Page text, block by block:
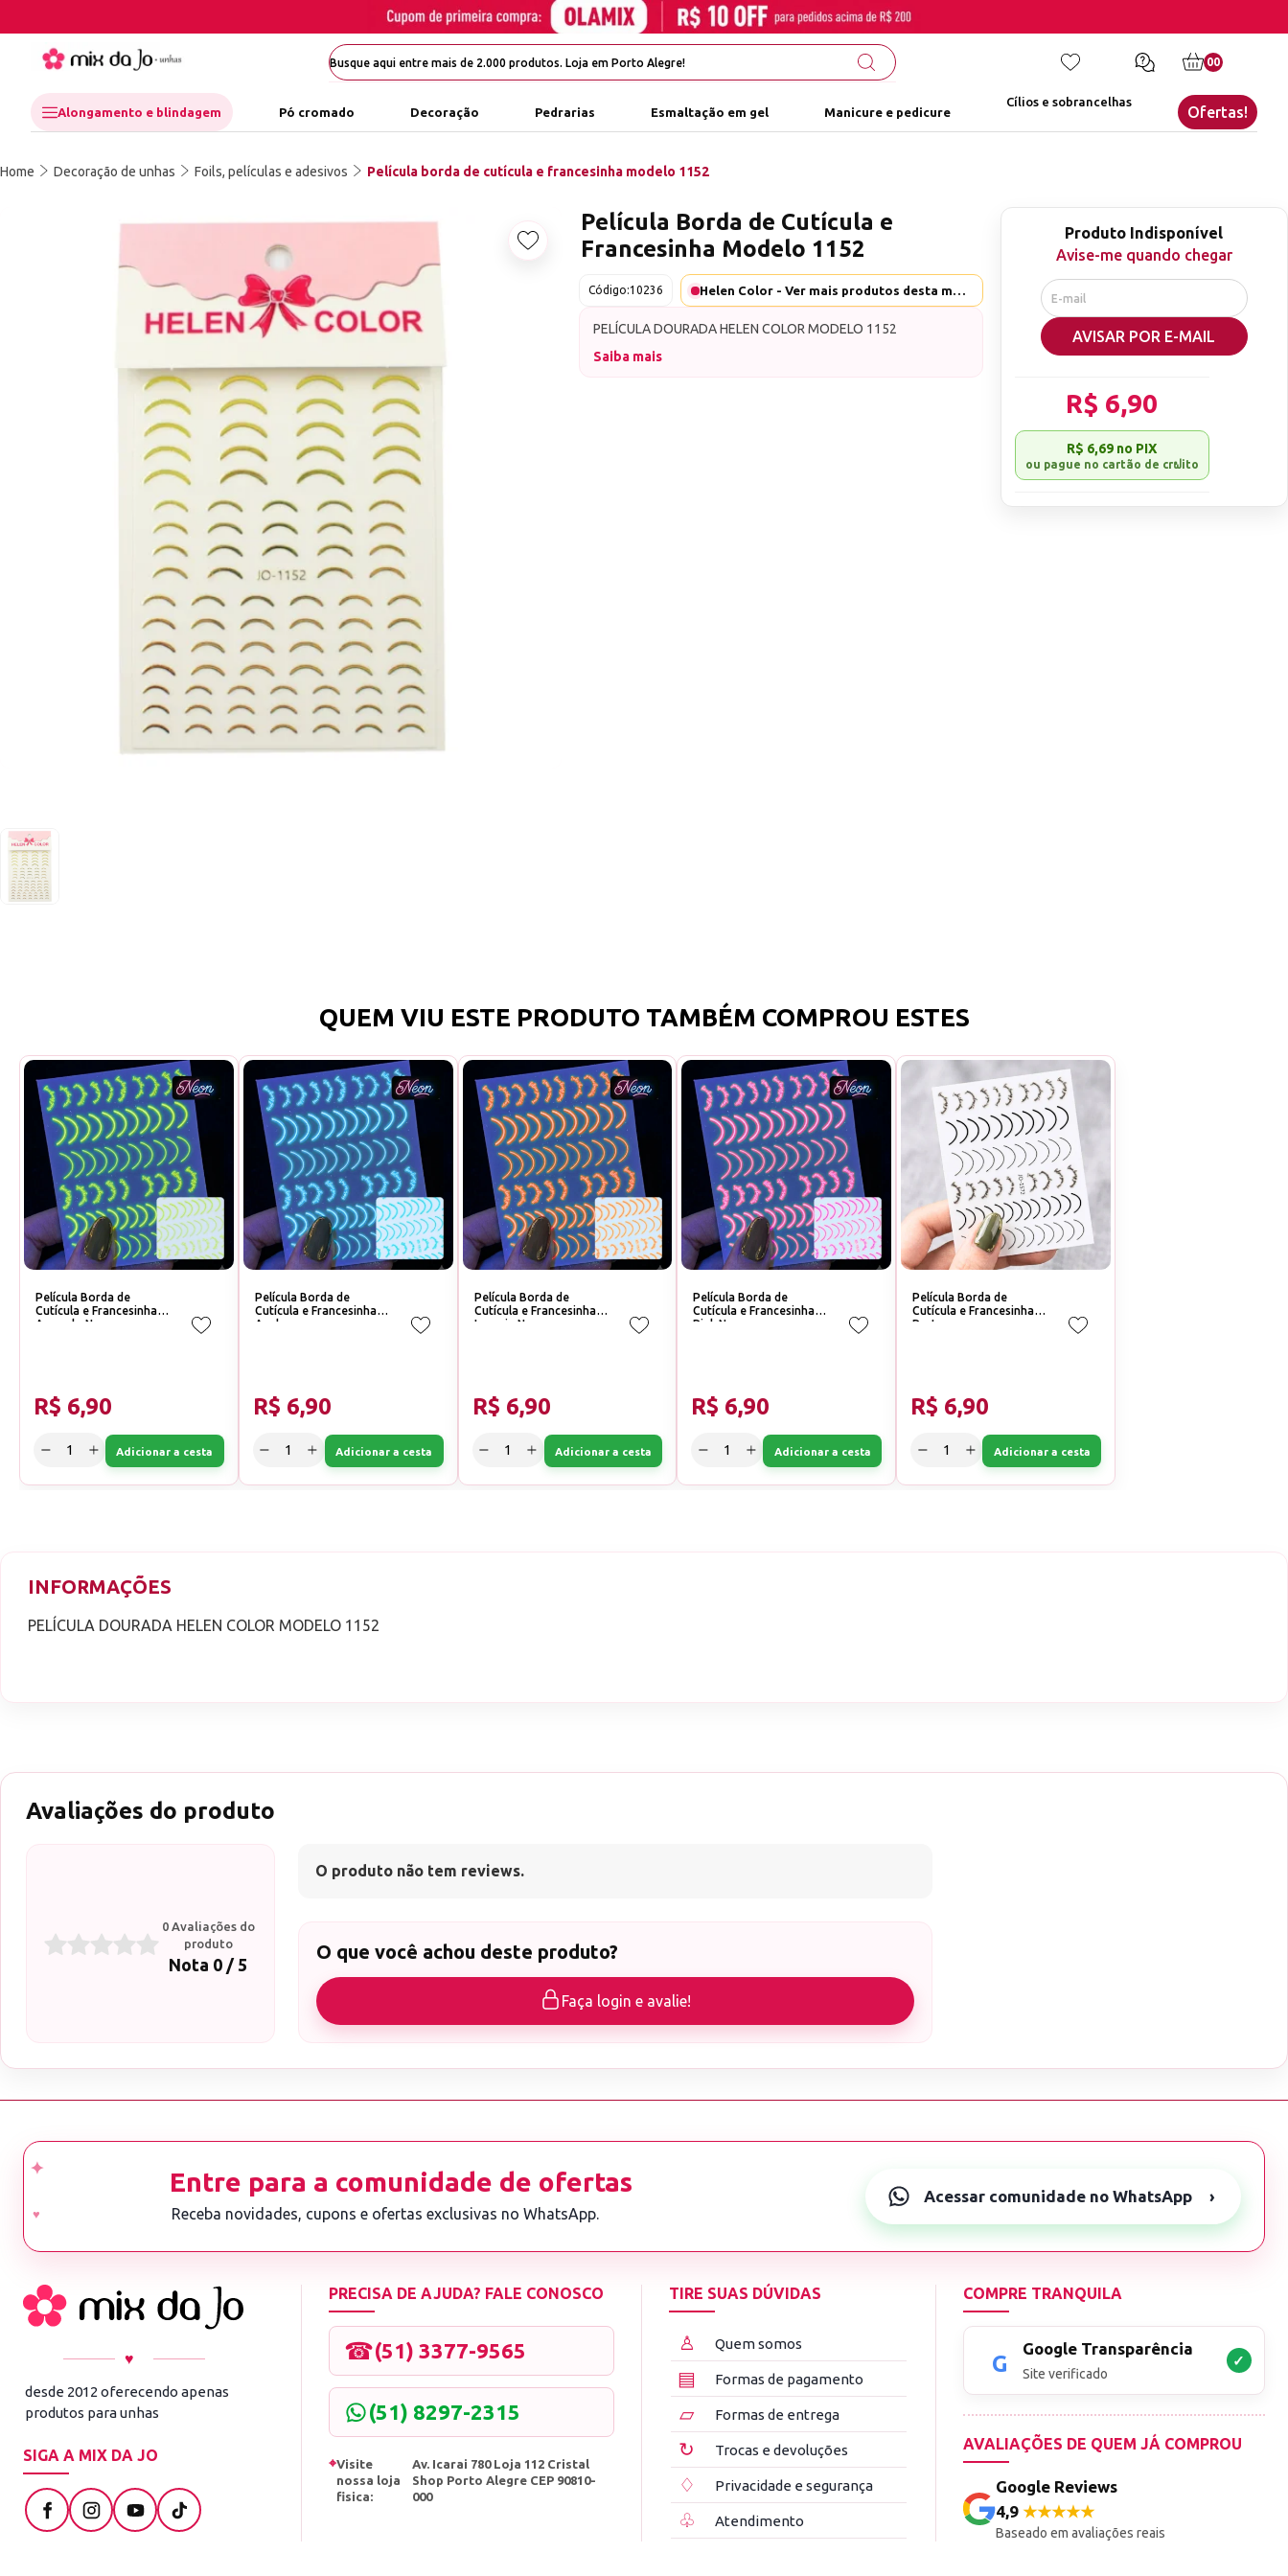
00
Alongamento e blindagem Pó cromado Decoração Pedrarias Esmaltação em gel Manicure e pedicure
Cílios e sobrancelhas
Ofertas!
Home Decoração de unhas Foils, películas e adesivos Película borda de cutícula e francesinha modelo 1152
Adicionar aos favoritos
Película Borda de Cutícula e
Francesinha Modelo 1152
Código:10236 Helen Color - Ver mais produtos desta marca
PELÍCULA DOURADA HELEN COLOR MODELO 1152
Saiba mais
R$ 6,90
R$ 6,69 no PIX
Produto Indisponível
Avise-me quando chegar
AVISAR POR E-MAIL
QUEM VIU ESTE PRODUTO TAMBÉM COMPROU ESTES
Película Borda de
Cutícula e Francesinha
Amarelo Neon
R$ 6,90
Adicionar a cesta
Película Borda de
Cutícula e Francesinha
Azul
R$ 6,90
Adicionar a cesta
Película Borda de
Cutícula e Francesinha
Laranja Neon
R$ 6,90
Adicionar a cesta
Película Borda de
Cutícula e Francesinha
Pink Neon
R$ 6,90
Adicionar a cesta
Película Borda de
Cutícula e Francesinha
Preto
R$ 6,90
Adicionar a cesta
INFORMAÇÕES
PELÍCULA DOURADA HELEN COLOR MODELO 1152
Avaliações do produto
0 Avaliações do
produto
Nota 0 / 5
O produto não tem reviews.
O que você achou deste produto?
Faça login e avalie!
Entre para a comunidade de ofertas
Receba novidades, cupons e ofertas exclusivas no WhatsApp.
Acessar comunidade no WhatsApp ›
♥
desde 2012 oferecendo apenas
produtos para unhas
SIGA A MIX DA JO
PRECISA DE AJUDA? FALE CONOSCO
☎(51) 3377-9565
(51) 8297-2315
⌖Visite
nossa loja
fisica:
Av. Icarai 780 Loja 112 Cristal
Shop Porto Alegre CEP 90810-
000
TIRE SUAS DÚVIDAS
♙ Quem somos
▤ Formas de pagamento
▱ Formas de entrega
↻ Trocas e devoluções
♢ Privacidade e segurança
♧ Atendimento
COMPRE TRANQUILA
Google Transparência
Site verificado
✓
AVALIAÇÕES DE QUEM JÁ COMPROU
Google Reviews
4,9★★★★★
Baseado em avaliações reais